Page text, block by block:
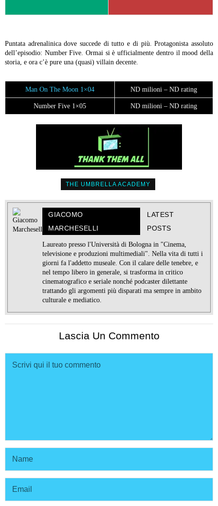
Puntata adrenalinica dove succede di tutto e di più. Protagonista assoluto
dell’episodio: Number Five. Ormai si è ufficialmente dentro il mood della
storia, e ora c’è pure una (quasi) villain decente.
Man On The Moon 1×04 ND milioni – ND rating
Number Five 1×05 ND milioni – ND rating
THE UMBRELLA ACADEMY
GIACOMO
MARCHESELLI
LATEST
POSTS
Laureato presso l'Università di Bologna in "Cinema,
televisione e produzioni multimediali". Nella vita di tutti i
giorni fa l'addetto museale. Con il calare delle tenebre, e
nel tempo libero in generale, si trasforma in critico
cinematografico e seriale nonché podcaster dilettante
trattando gli argomenti più disparati ma sempre in ambito
culturale e mediatico.
Lascia Un Commento